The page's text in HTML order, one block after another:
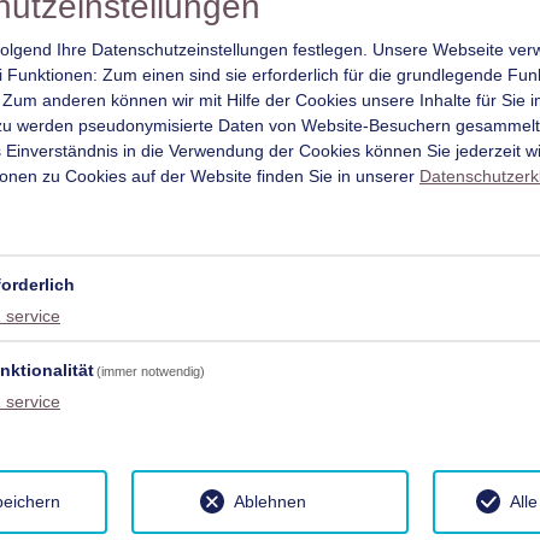
der Daxburg
der ersten Reihe!
Apartments bieten Ihnen den idealen Rückzugsort,
Natur – schätzen werden.
Die meisten Sehenswürdigkeiten, die Alt- und
zu unzähligen Wanderwegen und Almen bringt, das
Ihre Datenschutzeinstellungen festlegen. Unsere Webseite
Funktionen: Zum einen sind sie erforderlich für die grundlegende
anderen können wir mit Hilfe der Cookies unsere Inhalte für Sie
werden pseudonymisierte Daten von Website-Besuchern
in die Verwendung der Cookies können Sie jederzeit
zu Cookies auf der Website finden Sie in unserer
service
(immer notwendig)
service
Ablehnen